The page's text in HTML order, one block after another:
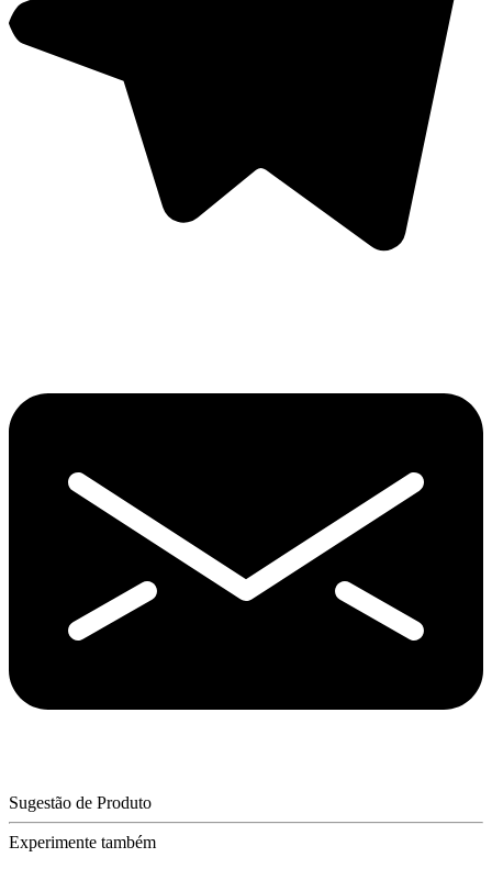
Sugestão de Produto
Experimente também